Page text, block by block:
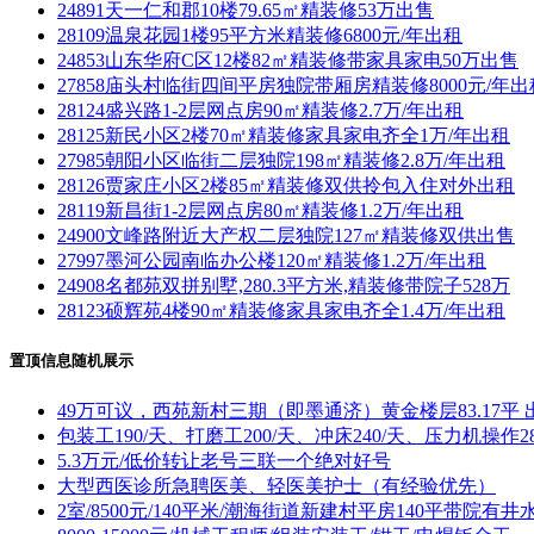
24891天一仁和郡10楼79.65㎡精装修53万出售
28109温泉花园1楼95平方米精装修6800元/年出租
24853山东华府C区12楼82㎡精装修带家具家电50万出售
27858庙头村临街四间平房独院带厢房精装修8000元/年出
28124盛兴路1-2层网点房90㎡精装修2.7万/年出租
28125新民小区2楼70㎡精装修家具家电齐全1万/年出租
27985朝阳小区临街二层独院198㎡精装修2.8万/年出租
28126贾家庄小区2楼85㎡精装修双供拎包入住对外出租
28119新昌街1-2层网点房80㎡精装修1.2万/年出租
24900文峰路附近大产权二层独院127㎡精装修双供出售
27997墨河公园南临办公楼120㎡精装修1.2万/年出租
24908名都苑双拼别墅,280.3平方米,精装修带院子528万
28123硕辉苑4楼90㎡精装修家具家电齐全1.4万/年出租
置顶信息随机展示
49万可议，西苑新村三期（即墨通济）黄金楼层83.17平
包装工190/天、打磨工200/天、冲床240/天、压力机操作
5.3万元/低价转让老号三联一个绝对好号
大型西医诊所急聘医美、轻医美护士（有经验优先）
2室/8500元/140平米/潮海街道新建村平房140平带院有井